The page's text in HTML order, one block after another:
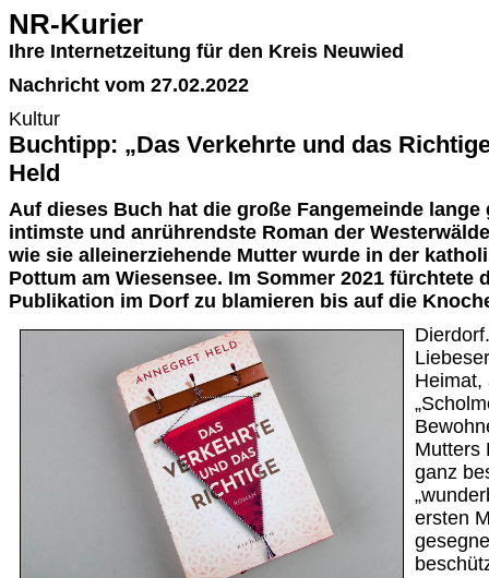
NR-Kurier
Ihre Internetzeitung für den Kreis Neuwied
Nachricht vom 27.02.2022
Kultur
Buchtipp: „Das Verkehrte und das
Held
Auf dieses Buch hat die große Fangemeinde lange
intimste und anrührendste Roman der
wie sie alleinerziehende Mutter wurde in der
Pottum am Wiesensee. Im Sommer 2021 fürchtete
Publikation im Dorf zu blamieren bis auf die
Heimat,
Mutters
ganz
ersten